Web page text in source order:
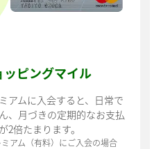
ッピングマイル
アムに入会すると、日常で
、月づきの定期的なお支払
2倍たまります。
アム（有料）にご入会の場合